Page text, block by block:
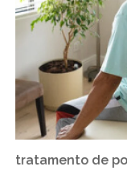
tratamento de